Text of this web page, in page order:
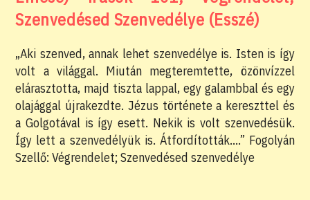
Szenvedésed Szenvedélye (Esszé)
„Aki szenved, annak lehet szenvedélye is. Isten is így
volt a világgal. Miután megteremtette, özönvízzel
elárasztotta, majd tiszta lappal, egy galambbal és egy
olajággal újrakezdte. Jézus története a kereszttel és
a Golgotával is így esett. Nekik is volt szenvedésük.
Így lett a szenvedélyük is. Átfordították….” Fogolyán
Szellő: Végrendelet; Szenvedésed szenvedélye